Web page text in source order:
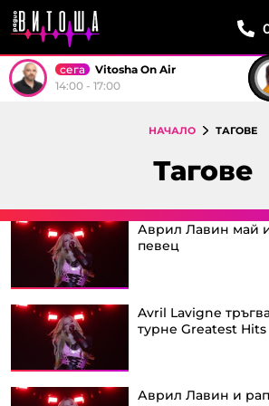
сега
Vitosha On Air
14:00 - 17:00
НАЧАЛО ТАГОВЕ
Тагове
Аврил Лавин май
певец
Avril Lavigne
турне Greatest Hits
Аврил Лавин и